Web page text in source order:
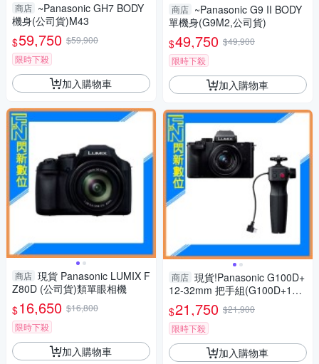
商店 ~Panasonic GH7 BODY
機身(公司貨)M43
$59,750 $59,900
限時下殺
加入購物車
商店 現貨 Panasonic LUMIX F
Z80D (公司貨)類單眼相機
$16,650 $16,800
限時下殺
加入購物車
商店 ~Panasonic G9 II BODY
單機身(G9M2,公司貨)
$49,750 $49,900
限時下殺
加入購物車
商店 現貨!Panasonic G100D+
12-32mm 把手組(G100D+123
2+SHGR2，公司貨)G100
$21,750 $21,900
限時下殺
加入購物車